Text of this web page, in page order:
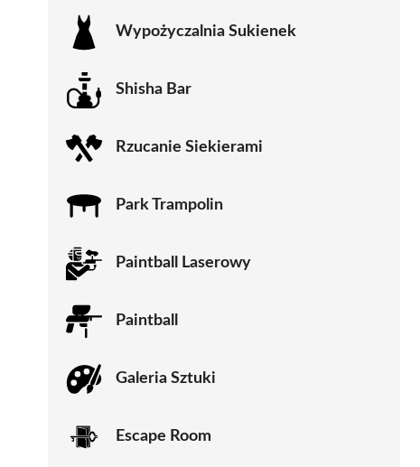
Wypożyczalnia Sukienek
Shisha Bar
Rzucanie Siekierami
Park Trampolin
Paintball Laserowy
Paintball
Galeria Sztuki
Escape Room